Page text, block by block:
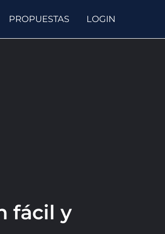
PROPUESTAS LOGIN
fácil y